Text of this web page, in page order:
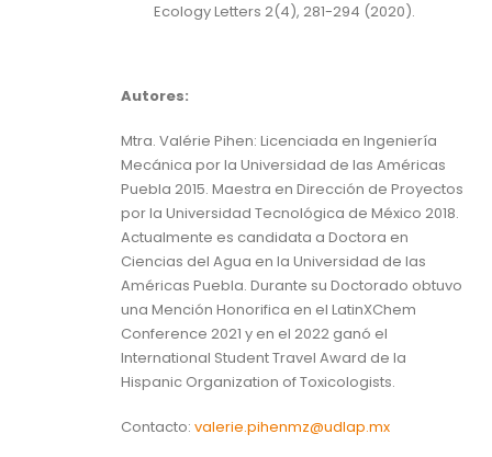
Ecology Letters 2(4), 281-294 (2020).
Autores:
Mtra. Valérie Pihen: Licenciada en Ingeniería
Mecánica por la Universidad de las Américas
Puebla 2015. Maestra en Dirección de Proyectos
por la Universidad Tecnológica de México 2018.
Actualmente es candidata a Doctora en
Ciencias del Agua en la Universidad de las
Américas Puebla. Durante su Doctorado obtuvo
una Mención Honorifica en el LatinXChem
Conference 2021 y en el 2022 ganó el
International Student Travel Award de la
Hispanic Organization of Toxicologists.
Contacto: valerie.pihenmz@udlap.mx